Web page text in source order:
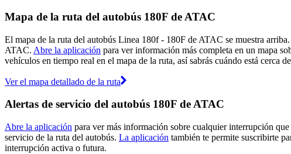
Mapa de la ruta del autobús 180F de ATAC
El mapa de la ruta del autobús Linea 180f - 180F de ATAC se muestra
ATAC. Abre la aplicación para ver información más completa en un mapa
vehículos en tiempo real en el mapa de la ruta, así sabrás cuándo está cerca
Ver el mapa detallado de la ruta
Alertas de servicio del autobús 180F de ATAC
Abre la aplicación para ver más información sobre cualquier interrupción
servicio de la ruta del autobús. La aplicación también te permite suscribirte
interrupción activa o futura.